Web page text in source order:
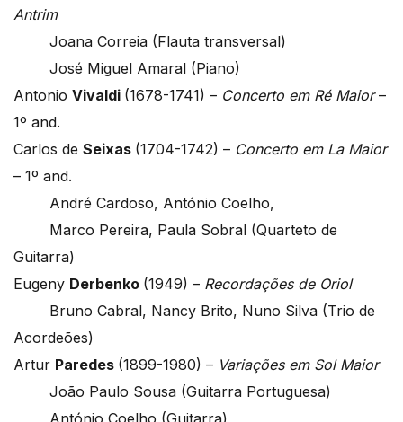
Antrim
Joana Correia (Flauta transversal)
José Miguel Amaral (Piano)
Antonio Vivaldi (1678-1741) – Concerto em Ré Maior–
1º and.
Carlos de Seixas (1704-1742) – Concerto em La Maior
– 1º and.
André Cardoso, António Coelho,
Marco Pereira, Paula Sobral (Quarteto de
Guitarra)
Eugeny Derbenko (1949) – Recordações de Oriol
Bruno Cabral, Nancy Brito, Nuno Silva (Trio de
Acordeões)
Artur Paredes (1899-1980) – Variações em Sol Maior
João Paulo Sousa (Guitarra Portuguesa)